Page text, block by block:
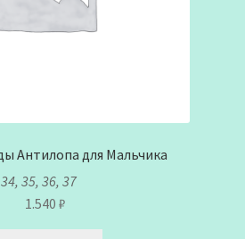
Антилопа для Мальчика
35, 36, 37
1.540 ₽